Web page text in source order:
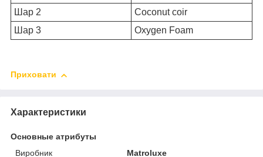
Шар 2
Coconut coir
Шар 3
Oxygen Foam
Приховати
Характеристики
Основные атрибуты
Виробник
Matroluxe